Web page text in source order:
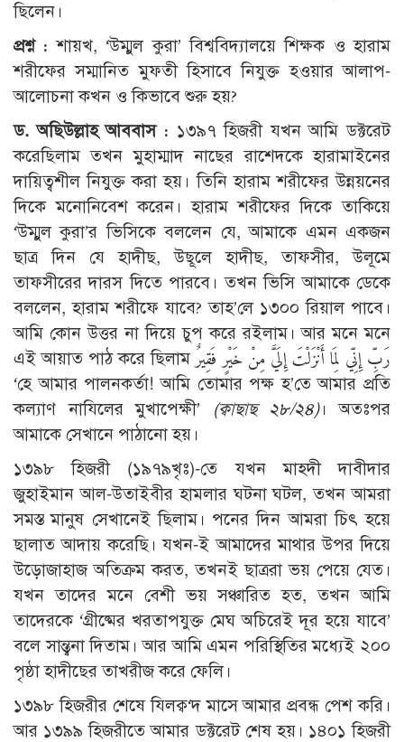
ছিলেন।
প্রশ্ন : শায়খ, ‘উম্মুল কুরা’ বিশ্ববিদ্যালয়ে শিক্ষক ও হারাম
শরীফের সম্মানিত মুফতী হিসাবে নিযুক্ত হওয়ার আলাপ-
আলোচনা কখন ও কিভাবে শুরু হয়?
ড. অছিউল্লাহ আববাস : ১৩৯৭ হিজরী যখন আমি ডক্টরেট
করেছিলাম তখন মুহাম্মাদ নাছের রাশেদকে হারামাইনের
দায়িত্বশীল নিযুক্ত করা হয়। তিনি হারাম শরীফের উন্নয়নের
দিকে মনোনিবেশ করেন। হারাম শরীফের দিকে তাকিয়ে
‘উম্মুল কুরা’র ভিসিকে বললেন যে, আমাকে এমন একজন
ছাত্র দিন যে হাদীছ, উছূলে হাদীছ, তাফসীর, উলূমে
তাফসীরের দারস দিতে পারবে। তখন ভিসি আমাকে ডেকে
বললেন, হারাম শরীফে যাবে? তাহ’লে ১৩০০ রিয়াল পাবে।
আমি কোন উত্তর না দিয়ে চুপ করে রইলাম। আর মনে মনে
এই আয়াত পাঠ করে ছিলাম رَبِّ إِنِّي لِمَا أَنْزَلْتَ إِلَيَّ مِنْ خَيْرٍ فَقِيرٌ
‘হে আমার পালনকর্তা! আমি তোমার পক্ষ হ’তে আমার প্রতি
কল্যাণ নাযিলের মুখাপেক্ষী’ (ক্বাছাছ ২৮/২৪)। অতঃপর
আমাকে সেখানে পাঠানো হয়।
১৩৯৮ হিজরী (১৯৭৯খৃঃ)-তে যখন মাহদী দাবীদার
জুহাইমান আল-উতাইবীর হামলার ঘটনা ঘটল, তখন আমরা
সমস্ত মানুষ সেখানেই ছিলাম। পনের দিন আমরা চিৎ হয়ে
ছালাত আদায় করেছি। যখন-ই আমাদের মাথার উপর দিয়ে
উড়োজাহাজ অতিক্রম করত, তখনই ছাত্ররা ভয় পেয়ে যেত।
যখন তাদের মনে বেশী ভয় সঞ্চারিত হত, তখন আমি
তাদেরকে ‘গ্রীষ্মের খরতাপযুক্ত মেঘ অচিরেই দূর হয়ে যাবে’
বলে সান্ত্বনা দিতাম। আর আমি এমন পরিস্থিতির মধ্যেই ২০০
পৃষ্ঠা হাদীছের তাখরীজ করে ফেলি।
১৩৯৮ হিজরীর শেষে যিলক্ব‘দ মাসে আমার প্রবন্ধ পেশ করি।
আর ১৩৯৯ হিজরীতে আমার ডক্টরেট শেষ হয়। ১৪০১ হিজরী